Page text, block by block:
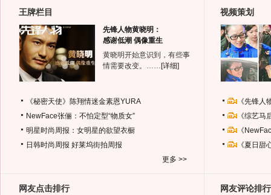
王牌栏目
先锋人物黄晓明：
感谢低潮 偶像重生
黄晓明开始意识到，有些事
情需要改变。…… [详细]
《秘密天使》陈翔情迷金素恩YURA
NewFace张俪：不怕定型“物质女”
明星时尚周报：女明星的欲望衣橱
日韩时尚周报 好莱坞街拍周报
更多 >>
视频策划
《先锋
《综艺
《
《夏日
网友点击排行 网友评论排行